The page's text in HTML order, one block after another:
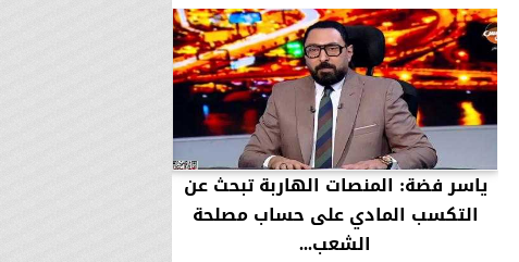
ياسر فضة: المنصات الهاربة تبحث عن
التكسب المادي على حساب مصلحة
الشعب...